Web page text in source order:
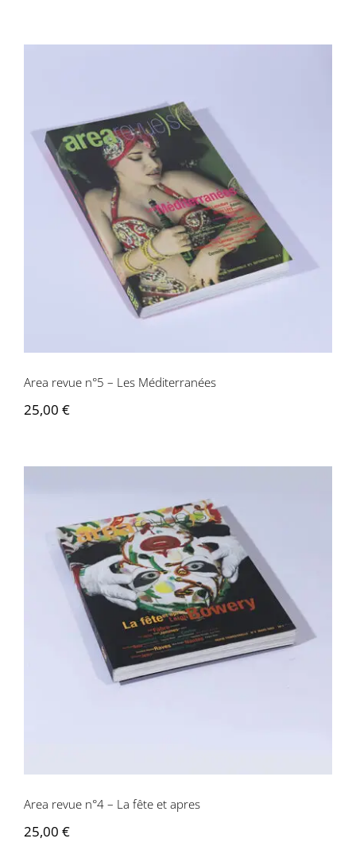
Area revue n°5 – Les Méditerranées
Area revue n°5 – Les Méditerranées
25,00 €
Area revue n°4 – La fête et apres
Area revue n°4 – La fête et apres
25,00 €